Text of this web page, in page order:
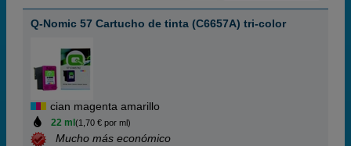
Q-Nomic 57 Cartucho de tinta (C6657A) tri-color
cian magenta amarillo
22 ml (1,70 € por ml)
Mucho más económico